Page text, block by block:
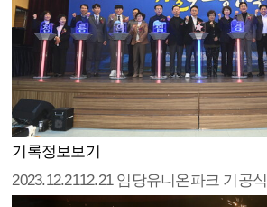
기록정보보기
2023.12.2112.21 임당유니온파크 기공식